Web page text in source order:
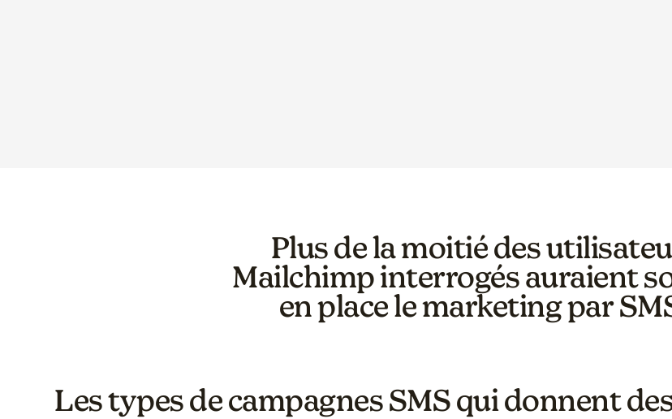
Plus de la moitié des
Mailchimp interrogés auraient
en place le marketing par
Les types de campagnes SMS qui donnent